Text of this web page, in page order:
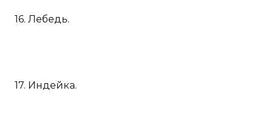
16. Лебедь.
17. Индейка.